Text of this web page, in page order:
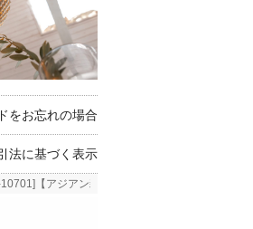
をお忘れの場合
法に基づく表示
【アジアン雑貨のアジア工房本店】